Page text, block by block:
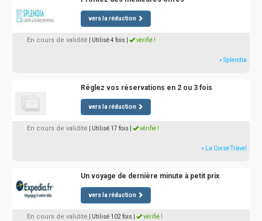
vers la réduction
En cours de validité | Utilisé 4 fois vérifié !
» Splendia
Réglez vos réservations en 2 ou 3 fois
vers la réduction
En cours de validité | Utilisé 17 fois vérifié !
» La Corse Travel
Un voyage de dernière minute à petit prix
vers la réduction
En cours de validité | Utilisé 102 fois vérifié !